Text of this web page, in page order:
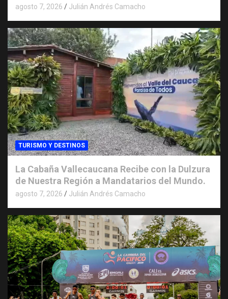
agosto 7, 2026 Julián Andrés Camacho
TURISMO Y DESTINOS
La Cabaña Vallecaucana Recibe con la Dulzura
de Nuestra Región a Mandatarios del Mundo.
agosto 7, 2026 Julián Andrés Camacho